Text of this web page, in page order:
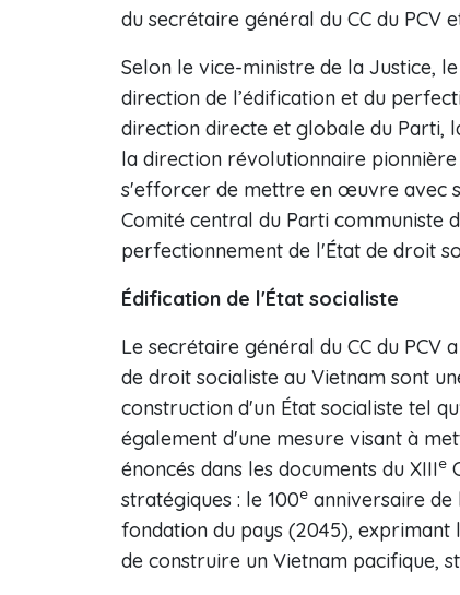
du secrétaire général du CC du PCV
Selon le vice-ministre de la Justice,
direction de l’édification et du
direction directe et globale du Parti,
la direction révolutionnaire
s'efforcer de mettre en œuvre avec
Comité central du Parti communiste
perfectionnement de l'État de droit
Édification de l'État socialiste
Le secrétaire général du CC du
de droit socialiste au Vietnam sont
construction d'un État socialiste tel
également d'une mesure visant à
énoncés dans les documents du XIIIe
stratégiques : le 100e anniversaire
fondation du pays (2045),
de construire un Vietnam pacifique,